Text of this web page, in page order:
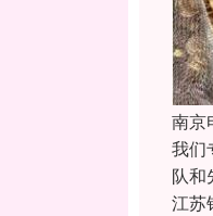
南京
我们
队和
江苏